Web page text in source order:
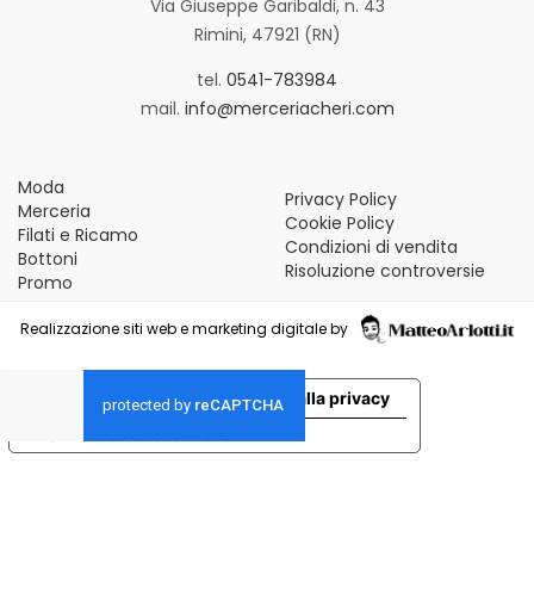
Via Giuseppe Garibaldi, n. 43
Rimini, 47921 (RN)
tel. 0541-783984
mail. info@merceriacheri.com
Moda
Merceria
Filati e Ricamo
Bottoni
Promo
Privacy Policy
Cookie Policy
Condizioni di vendita
Risoluzione controversie
Realizzazione siti web e marketing digitale by
Le tue preferenze relative alla privacy